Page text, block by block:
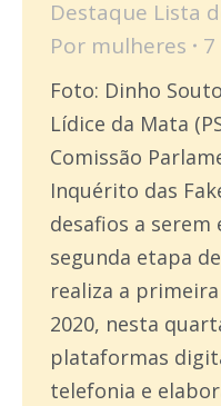
Destaque Lista
Por mulheres
Foto: Dinho
Lídice da Mata
Comissão
Inquérito das
desafios a
segunda etapa
realiza a
2020, nesta
plataformas
telefonia e